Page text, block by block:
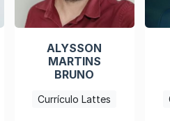
ALYSSON
MARTINS
BRUNO
Currículo Lattes